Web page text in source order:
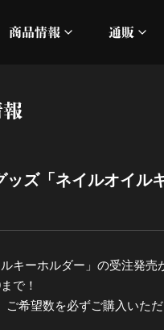
ルムービー
商品情報
加州清光 単騎出陣 極
十周年記念 乱舞博覧会
通販
ズ「ネイルオイル
キーホルダー」の受注発売
で！
希望数を必ずご購入いた